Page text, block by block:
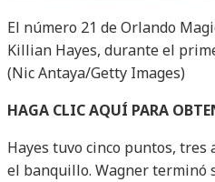
El número 21 de Orlando
Killian Hayes, durante el
(Nic Antaya/Getty Images)
HAGA CLIC AQUÍ PARA
Hayes tuvo cinco puntos, tres
el banquillo. Wagner terminó